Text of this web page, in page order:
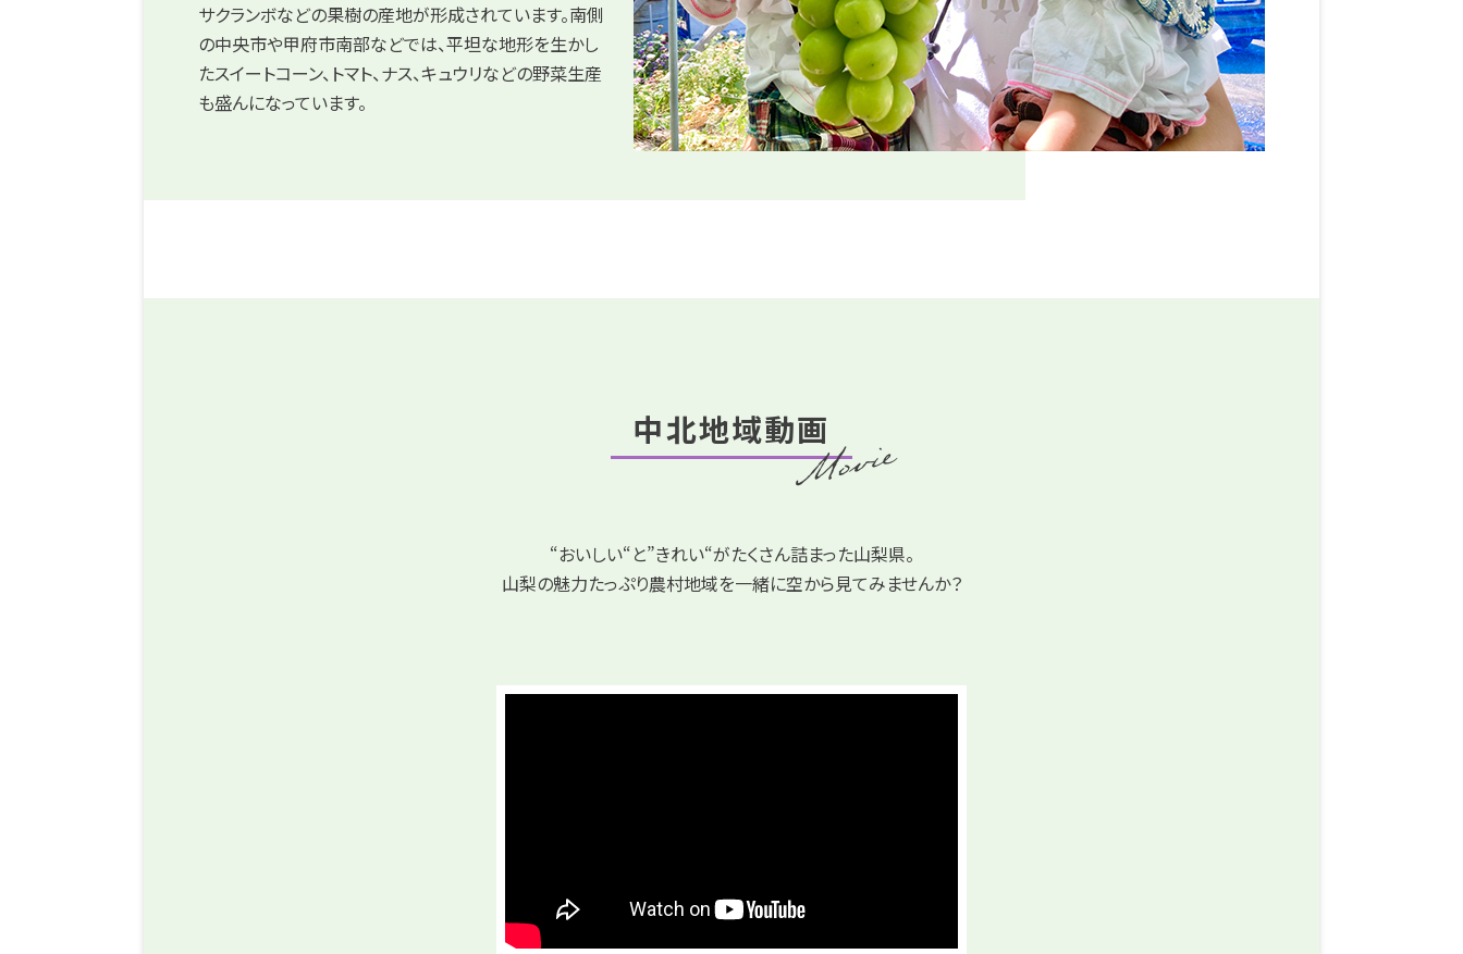
サクランボなどの果樹の産地が形成されています。南側
の中央市や甲府市南部などでは、平坦な地形を生かし
たスイートコーン、トマト、ナス、キュウリなどの野菜生産
も盛んになっています。
中北地域動画
“おいしい“と”きれい“がたくさん詰まった山梨県。
山梨の魅力たっぷり農村地域を一緒に空から見てみませんか？